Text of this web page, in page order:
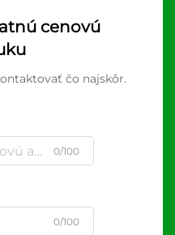
cenovú
čo najskôr.
0/100
0/100